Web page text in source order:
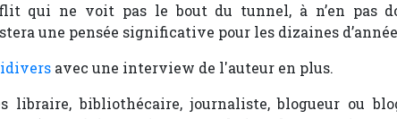
qui ne voit pas le bout du tunnel, à n’en pas
une pensée significative pour les dizaines
avec une interview de l'auteur en plus.
libraire, bibliothécaire, journaliste, blogueur ou